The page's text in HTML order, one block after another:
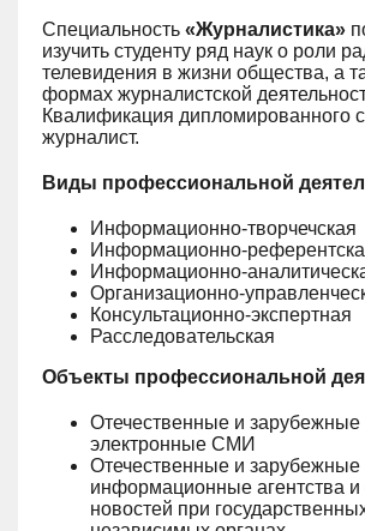
Специальность «Журналистика»
изучить студенту ряд наук о роли
телевидения в жизни общества, а
формах журналистской
Квалификация дипломированного
журналист.
Виды профессиональной
Информационно-творчечская
Информационно-
Информационно-
Организационно-
Консультационно-экспертная
Расследовательская
Объекты профессиональной
Отечественные и зарубежные
электронные СМИ
Отечественные и зарубежные
информационные агентства
новостей при